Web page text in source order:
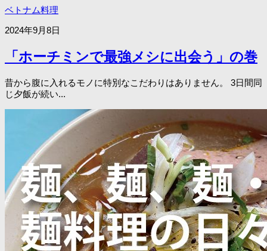
ベトナム料理
2024年9月8日
「ホーチミンで最強メシに出会う」の巻
昔から腹に入れるモノに特別なこだわりはありません。 3日間同
じ夕飯が続い...